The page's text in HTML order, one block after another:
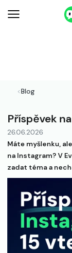
<Blog
Příspěvek
26.06.2026
Máte myšlenku,
na Instagram? V
zadat téma a